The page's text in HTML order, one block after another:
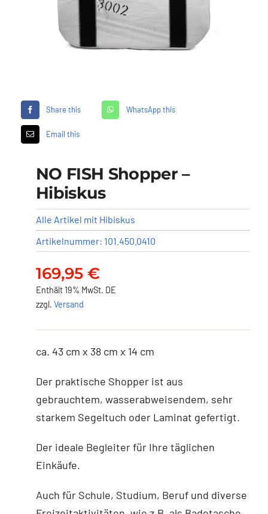
Über uns
Kontakt
Warenkorb
Share this WhatsApp this
Email this
NO FISH Shopper –
Hibiskus
Alle Artikel mit Hibiskus
Artikelnummer: 101.450.0410
169,95 €
Enthält 19% MwSt. DE
zzgl. Versand
ca. 43 cm x 38 cm x 14 cm
Der praktische Shopper ist aus
gebrauchtem, wasserabweisendem, sehr
starkem Segeltuch oder Laminat gefertigt.
Der ideale Begleiter für Ihre täglichen
Einkäufe.
Auch für Schule, Studium, Beruf und diverse